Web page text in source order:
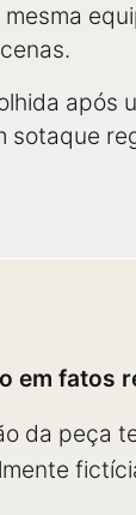
após
sotaque
em fatos
da peça